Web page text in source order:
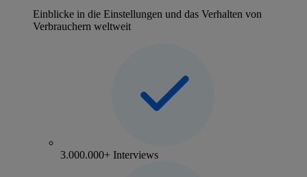
Einblicke in die Einstellungen und das Verhalten von
Verbrauchern weltweit
3.000.000+ Interviews